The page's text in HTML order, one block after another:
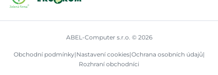
ABEL-Computer s.r.o. © 2026
Obchodní podmínky|Nastavení cookies|Ochrana osobních údajů|
Rozhraní obchodníci